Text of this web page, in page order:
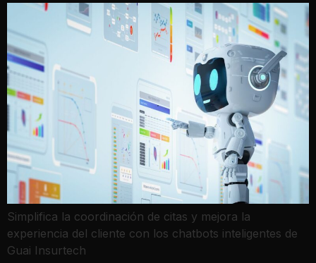
Simplifica la coordinación de citas y mejora la
experiencia del cliente con los chatbots inteligentes de
Guai Insurtech